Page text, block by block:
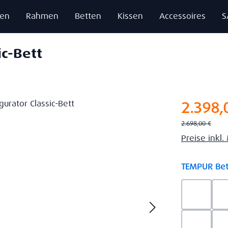
Rahmen Betten Kissen Accessoires
Bett
Regulärer Preis:
2.698,00 €
Preise inkl.
TEMPUR